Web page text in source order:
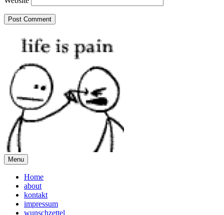
Menu
Home
about
kontakt
impressum
wunschzettel